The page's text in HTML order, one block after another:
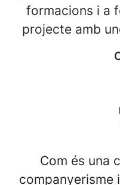
formacions i a
projecte amb
Com és una
companyerisme